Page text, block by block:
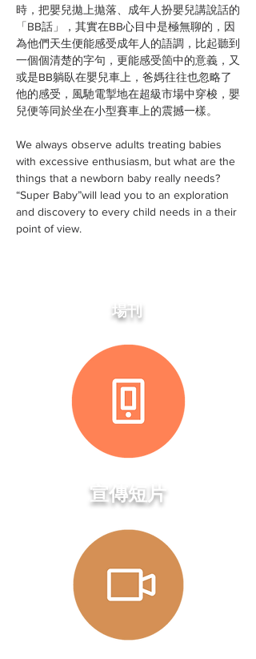
時，把嬰兒拋上拋落、成年人扮嬰兒講說話的
「BB話」，其實在BB心目中是極無聊的，因
為他們天生便能感受成年人的語調，比起聽到
一個個清楚的字句，更能感受箇中的意義，又
或是BB躺臥在嬰兒車上，爸媽往往也忽略了
他的感受，風馳電掣地在超級市場中穿梭，嬰
兒便等同於坐在小型賽車上的震撼一樣。
We always observe adults treating babies
with excessive enthusiasm, but what are the
things that a newborn baby really needs?
“Super Baby”will lead you to an exploration
and discovery to every child needs in a their
point of view.
場刊
​宣傳短片